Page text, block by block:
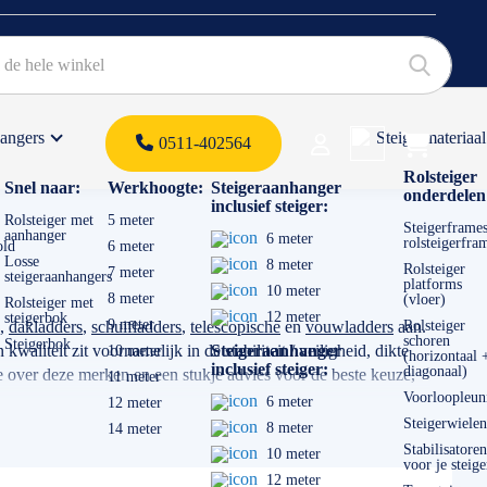
0511-402564
Snel naar:
Rolsteiger met
aanhanger
Losse
steigeraanhangers
Rolsteiger met
steigerbok
Steigerbok
Werkhoogte:
5 meter
6 meter
7 meter
8 meter
9 meter
10 meter
11 meter
12 meter
14 meter
Steigeraanhanger
inclusief steiger:
6 meter
8 meter
10 meter
12 meter
Steigeraanhanger
inclusief steiger:
6 meter
8 meter
10 meter
12 meter
Steigermateriaal
Rolsteiger
Rolsteiger
platforms
(vloer)
Rolsteiger
schoren
(horizontaal
diagonaal)
Steigerwielen
Stabilisatoren
voor je
,dakladders, schuifladders, telescopischeenvouwladders aan.
kwaliteit zit voornamelijk in de stabiliteit / veiligheid, dikte
deze merken en een stukje advies voor de beste keuze,
gaat gebruiken. Transporteert u de ladder veel? Dan is een